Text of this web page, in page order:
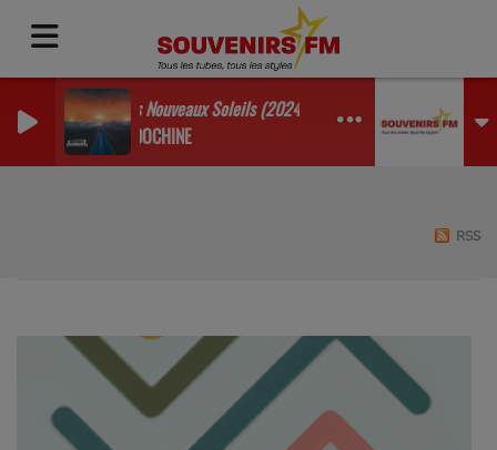
Les Nouveaux Soleils (2024)
INDOCHINE
RSS